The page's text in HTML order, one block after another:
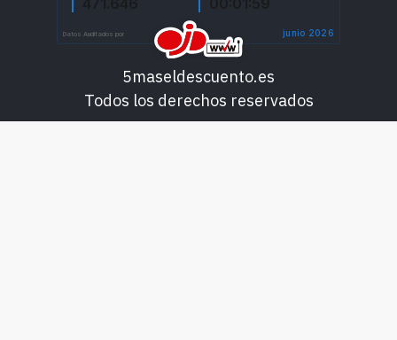
5maseldescuento.es
Todos los derechos reservados